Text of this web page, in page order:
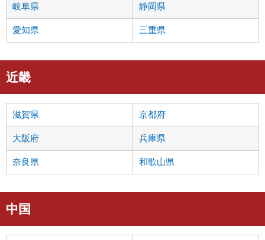
岐阜県 静岡県
愛知県 三重県
近畿
滋賀県 京都府
大阪府 兵庫県
奈良県 和歌山県
中国